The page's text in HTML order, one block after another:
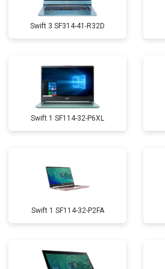
Swift 3 SF314-41-R32D
Swift 1 SF114-32-P6XL
Swift 1 SF114-32-P2FA